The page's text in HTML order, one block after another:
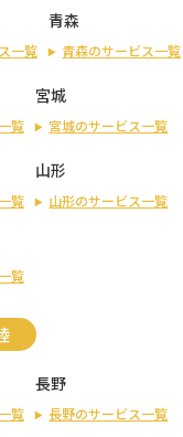
一覧
青森
青森のサービス一覧
覧
宮城
宮城のサービス一覧
覧
山形
山形のサービス一覧
覧
覧
長野
長野のサービス一覧